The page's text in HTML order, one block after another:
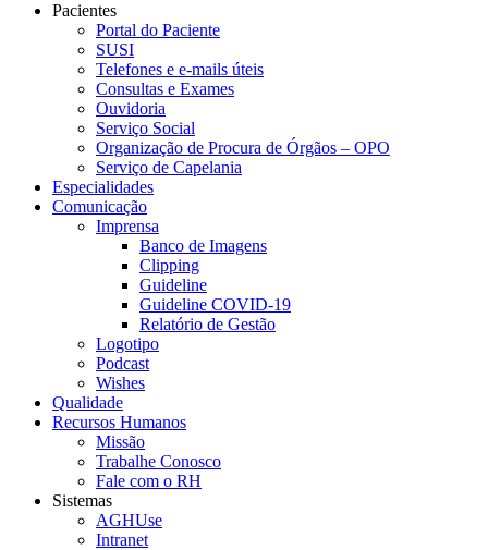
Pacientes
Portal do Paciente
SUSI
Telefones e e-mails úteis
Consultas e Exames
Ouvidoria
Serviço Social
Organização de Procura de Órgãos – OPO
Serviço de Capelania
Especialidades
Comunicação
Imprensa
Banco de Imagens
Clipping
Guideline
Guideline COVID-19
Relatório de Gestão
Logotipo
Podcast
Wishes
Qualidade
Recursos Humanos
Missão
Trabalhe Conosco
Fale com o RH
Sistemas
AGHUse
Intranet